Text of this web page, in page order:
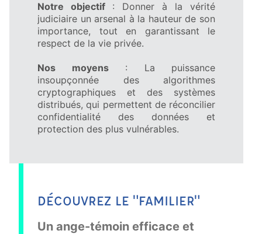
Notre objectif : Donner à la vérité
judiciaire un arsenal à la hauteur de son
importance, tout en garantissant le
respect de la vie privée.
Nos moyens: La puissance
insoupçonnée des algorithmes
cryptographiques et des systèmes
distribués, qui permettent de réconcilier
confidentialité des données et
protection des plus vulnérables.
DÉCOUVREZ LE "FAMILIER"
Un ange-témoin efficace et